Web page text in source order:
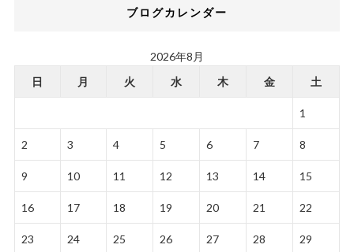
ブログカレンダー
2026年8月
日
月 火 水 木 金 土
1
2 3 4 5 6 7 8
9 10 11 12 13 14 15
16 17 18 19 20 21 22
23 24 25 26 27 28 29